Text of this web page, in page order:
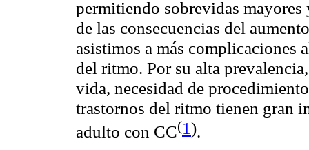
permitiendo sobrevidas mayores
de las consecuencias del
asistimos a más complicaciones
del ritmo. Por su alta
vida, necesidad de
trastornos del ritmo tienen gran
adulto con CC(1).